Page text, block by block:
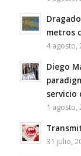
metros
4 agosto,
Diego
servicio
1 agosto,
31 julio,